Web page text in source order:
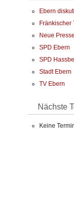
Ebern
Fränkischer
Neue
SPD Ebern
SPD
Stadt Ebern
TV Ebern
Nächste
Keine